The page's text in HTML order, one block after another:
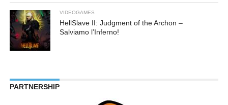
VIDEOGAMES
HellSlave II: Judgment of the Archon –
Salviamo l’Inferno!
PARTNERSHIP